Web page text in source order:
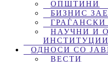
ОПШТИНИ
БИЗНИС
НАУЧНИ И
ИНСТИТУЦИИ
ОДНОСИ СО
ВЕСТИ